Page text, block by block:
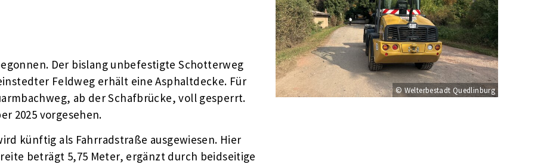
Der bislang unbefestigte Schotterweg
Feldweg erhält eine Asphaltdecke. Für
ab der Schafbrücke,­­ voll gesperrt.
2025 vorgesehen.
künftig als Fahrradstraße ausgewiesen. Hier
beträgt 5,75 Meter, ergänzt durch beidseitige
© Welterbestadt Quedlinburg